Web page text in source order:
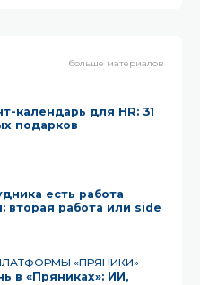
больше материалов
календарь для HR: 31
подарков
есть работа
вторая работа или side
«ПРЯНИКИ»
в «Пряниках»: ИИ,